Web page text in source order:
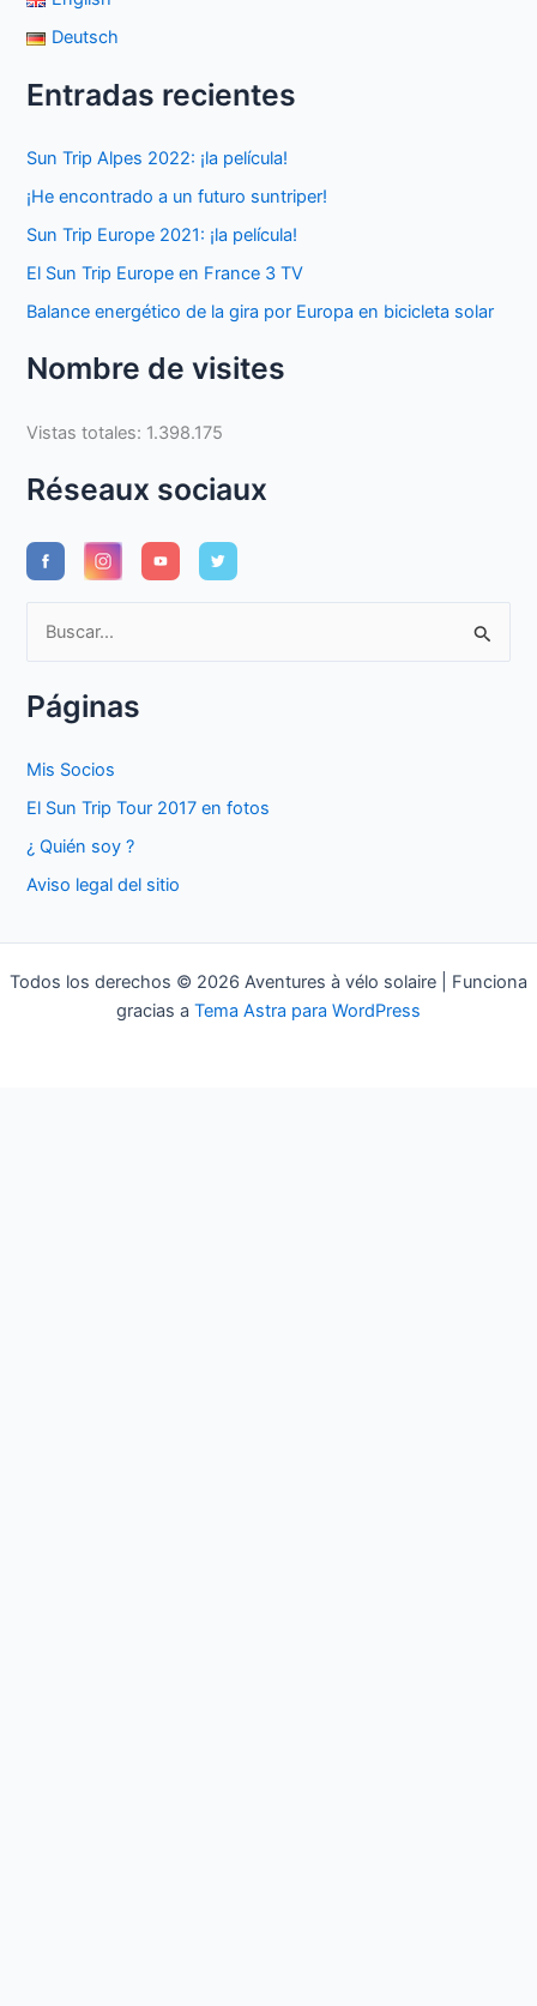
Deutsch
Entradas recientes
Sun Trip Alpes 2022: ¡la película!
¡He encontrado a un futuro suntriper!
Sun Trip Europe 2021: ¡la película!
El Sun Trip Europe en France 3 TV
Balance energético de la gira por Europa en bicicleta solar
Nombre de visites
Vistas totales: 1.398.175
Réseaux sociaux
c
o
r
Páginas
Mis Socios
El Sun Trip Tour 2017 en fotos
¿ Quién soy ?
Aviso legal del sitio
Todos los derechos © 2026 Aventures à vélo solaire | Funciona
gracias a Tema Astra para WordPress